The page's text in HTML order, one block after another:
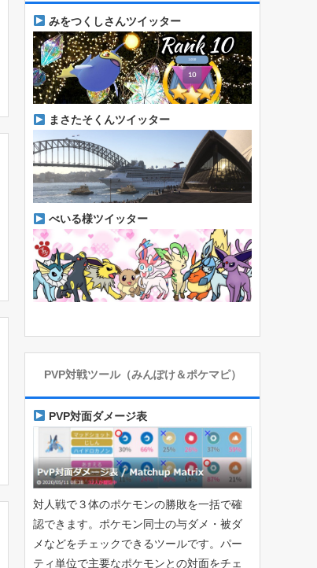
みをつくしさんツイッター
まさたそくんツイッター
べいる様ツイッター
PVP対戦ツール（みんぽけ＆ポケマピ）
PVP対面ダメージ表
対人戦で３体のポケモンの勝敗を一括で確
認できます。ポケモン同士の与ダメ・被ダ
メなどをチェックできるツールです。パー
ティ単位で主要なポケモンとの対面をチェ